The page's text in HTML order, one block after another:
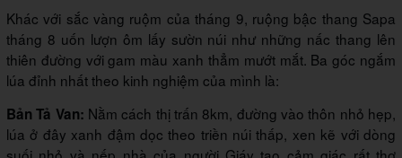
Khác với sắc vàng ruộm của tháng 9, ruộng bậc thang Sapa
tháng 8 uốn lượn ôm lấy sườn núi như những nấc thang lên
thiên đường với gam màu xanh thẳm mướt mắt. Ba góc ngắm
lúa đỉnh nhất theo kinh nghiệm của mình là:
Bản Tả Van: Nằm cách thị trấn 8km, đường vào thôn nhỏ hẹp,
lúa ở đây xanh đậm dọc theo triền núi thấp, xen kẽ với dòng
suối nhỏ và nếp nhà của người Giáy tạo cảm giác rất thơ